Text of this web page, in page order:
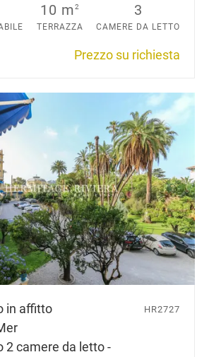
10 m2
TERRAZZA
3
CAMERE DA LETTO
Prezzo su richiesta
in affitto
2 camere da letto -
HR2727